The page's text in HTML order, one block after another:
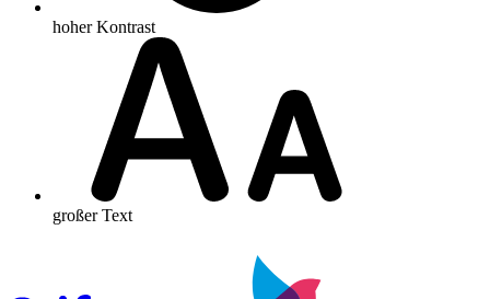
hoher Kontrast
großer Text